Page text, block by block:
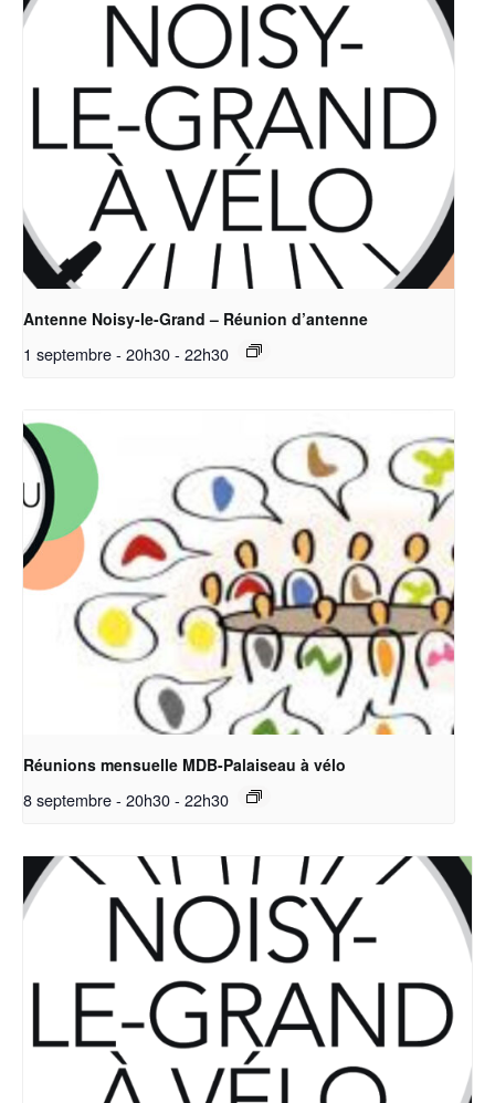
Antenne Noisy-le-Grand – Réunion d’antenne
1 septembre - 20h30- 22h30
Réunions mensuelle MDB-Palaiseau à vélo
8 septembre - 20h30- 22h30